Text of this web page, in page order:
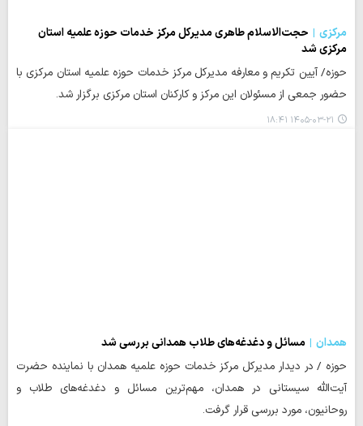
مرکزی
حجت‌الاسلام طاهری مدیرکل مرکز خدمات حوزه‌ علمیه استان
مرکزی شد
حوزه/ آیین تکریم و معارفه مدیرکل مرکز خدمات حوزه‌ علمیه استان مرکزی با
حضور جمعی از مسئولان این مرکز و کارکنان استان مرکزی برگزار شد.
۱۴۰۵-۰۳-۲۱ ۱۸:۴۱
همدان
مسائل و دغدغه‌های طلاب همدانی بررسی شد
حوزه / در دیدار مدیرکل مرکز خدمات حوزه‌ علمیه همدان با نماینده حضرت
آیت‌الله‌ سیستانی در همدان، مهم‌ترین مسائل و دغدغه‌های طلاب و
روحانیون، مورد بررسی قرار گرفت.